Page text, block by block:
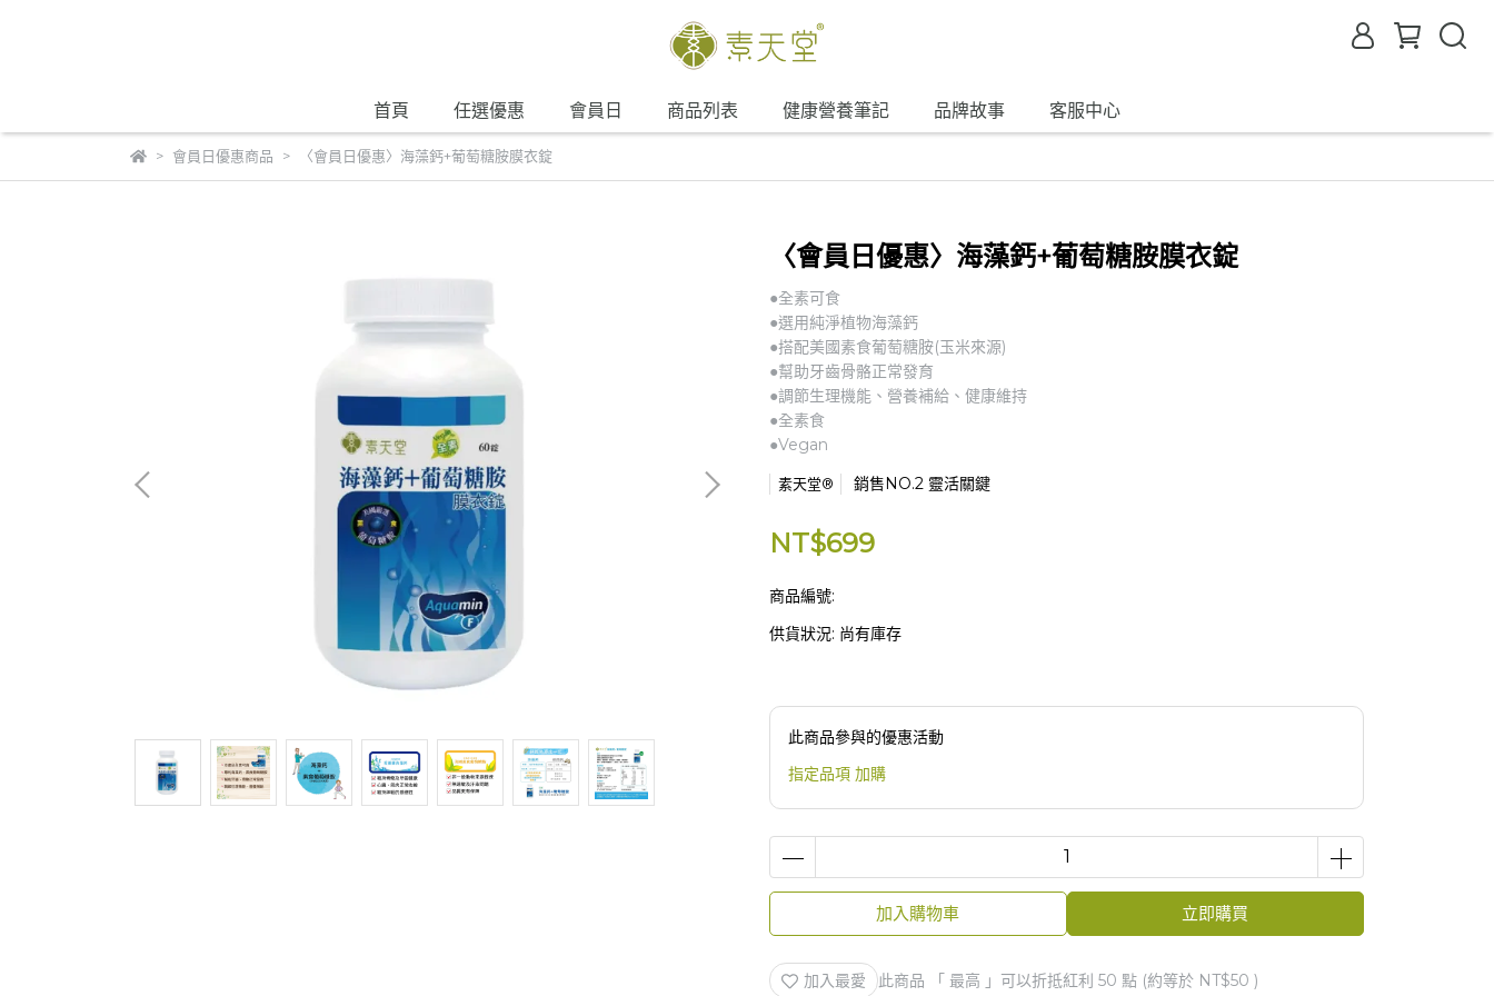
首頁 任選優惠 會員日 商品列表 健康營養筆記 品牌故事 客服中心
會員日優惠商品 〈會員日優惠〉海藻鈣+葡萄糖胺膜衣錠
〈會員日優惠〉海藻鈣+葡萄糖胺膜衣錠
●全素可食
●選用純淨植物海藻鈣
●搭配美國素食葡萄糖胺(玉米來源)
●幫助牙齒骨骼正常發育
●調節生理機能、營養補給、健康維持
●全素食
●Vegan
素天堂® 銷售NO.2 靈活關鍵
NT$699
商品編號:
供貨狀況: 尚有庫存
此商品參與的優惠活動
指定品項 加購
加入購物車 立即購買
加入最愛 此商品 「 最高 」可以折抵紅利 50 點 (約等於 NT$50 )